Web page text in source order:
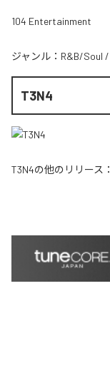
104 Entertainment
ジャンル： R&B/Soul /
T3N4
T3N4の他のリリース：